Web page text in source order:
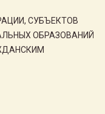
СУБЪЕКТОВ
ОБРАЗОВАНИЙ